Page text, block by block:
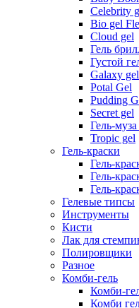
Celebrity
Bio gel
Cloud gel
Гель
Густой
Galaxy gel
Potal Gel
Pudding
Secret gel
Гель-
Tropic gel
Гель-краски
Гель-
Гель-
Гель-
Гелевые типсы
Инструменты
Кисти
Лак для
Полировщики
Разное
Комби-гель
Комби-
Комби